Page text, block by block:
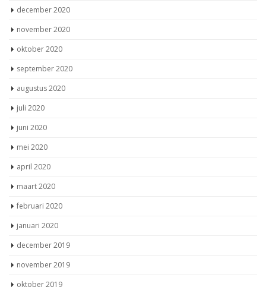
december 2020
november 2020
oktober 2020
september 2020
augustus 2020
juli 2020
juni 2020
mei 2020
april 2020
maart 2020
februari 2020
januari 2020
december 2019
november 2019
oktober 2019